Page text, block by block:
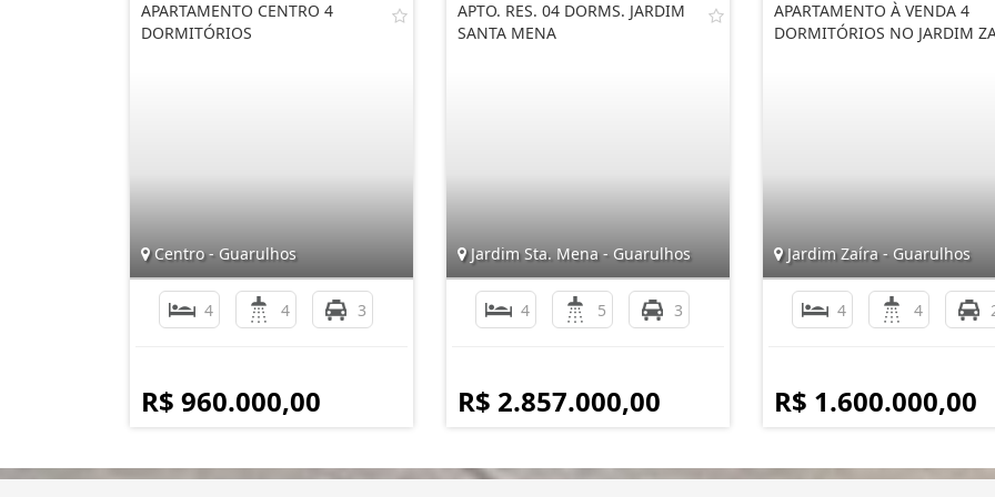
APARTAMENTO CENTRO 4
DORMITÓRIOS
Centro - Guarulhos
4 4 3
R$ 960.000,00
APTO. RES. 04 DORMS. JARDIM
SANTA MENA
Jardim Sta. Mena - Guarulhos
4 5 3
R$ 2.857.000,00
APARTAMENTO À VENDA 4
DORMITÓRIOS NO JARDIM
Jardim Zaíra - Guarulhos
4 4
R$ 1.600.000,00